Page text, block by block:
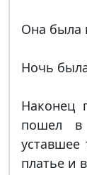
Она была
Ночь
Наконец
пошел в
уставшее
платье и